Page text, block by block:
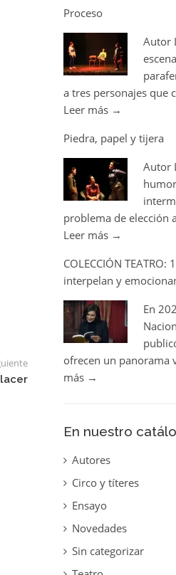
Proceso
Autor
a tres personajes que
Leer más →
Piedra, papel y tijera
Autor
problema de elección
Leer más →
COLECCIÓN
interpelan y
En
ofrecen un panorama
más →
En nuestro
Autores
Circo y títeres
Ensayo
Novedades
Sin categorizar